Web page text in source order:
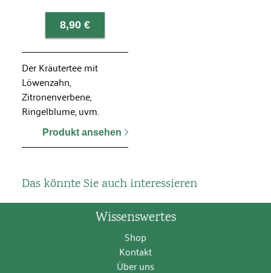
Das könnte Sie auch interessieren
8,90 €
Der Kräutertee mit
Löwenzahn,
Zitronenverbene,
Ringelblume, uvm.
Produkt ansehen
Wissenswertes
Shop
Kontakt
Über uns